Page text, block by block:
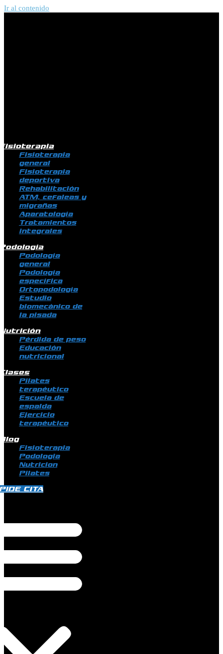
Ir al contenido
Fisioterapia
general
Fisioterapia
deportiva
Rehabilitación
ATM, cefaleas y
migrañas
Aparatología
Tratamientos
integrales
Podología
general
Podología
específica
Ortopodología
Estudio
biomecánico de
la pisada
Pérdida de peso
Educación
nutricional
Pilates
terapéutico
Escuela de
espalda
Ejercicio
terapéutico
Fisioterapia
Podologia
Nutricion
Pilates
CITA